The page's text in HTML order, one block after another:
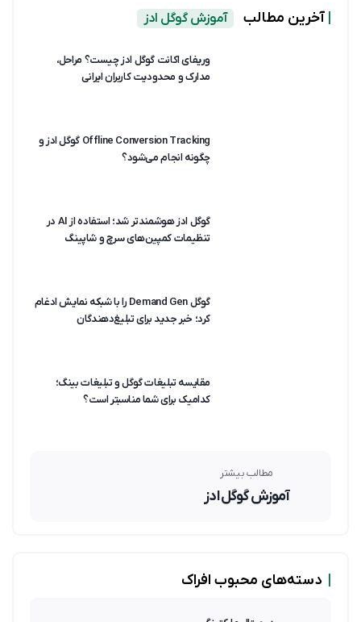
آخرین مطالب آموزش گوگل ادز
وریفای اکانت گوگل ادز چیست؟ مراحل،
مدارک و محدودیت کاربران ایرانی
Offline Conversion Tracking گوگل ادز و
چگونه انجام می‌شود؟
گوگل ادز هوشمندتر شد؛ استفاده از AI در
تنظیمات کمپین‌های سرچ و شاپینگ
گوگل Demand Gen را با شبکه نمایش ادغام
کرد؛ خبر جدید برای تبلیغ‌دهندگان
مقایسه تبلیغات گوگل و تبلیغات بینگ؛
کدامیک برای شما مناسبتر است؟
مطالب بیشتر
آموزش گوگل ادز
دسته‌های محبوب افراک